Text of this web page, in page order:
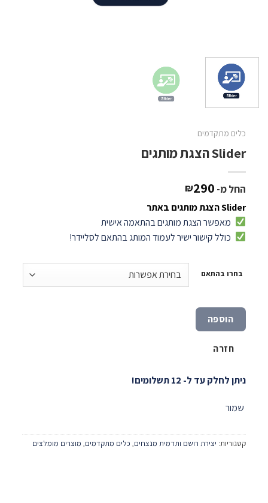
כלים מתקדמים
Slider הצגת מותגים
החל מ- ₪290
Slider הצגת מותגים באתר
מאפשר הצגת מותגים בהתאמה אישית
כולל קישור ישיר לעמוד המותג בהתאם לסליידר!
בחרו בהתאם
הוספה
חזרה
ניתן לחלק עד ל- 12 תשלומים!
שמור
קטגוריות: יצירת רושם ותדמית מנצחים, כלים מתקדמים, מוצרים מומלצים